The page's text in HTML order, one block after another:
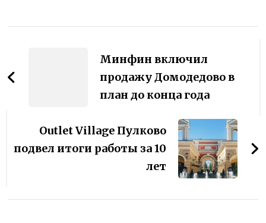
записям
Минфин включил
продажу Домодедово в
план до конца года
Outlet Village Пулково
подвел итоги работы за 10
лет